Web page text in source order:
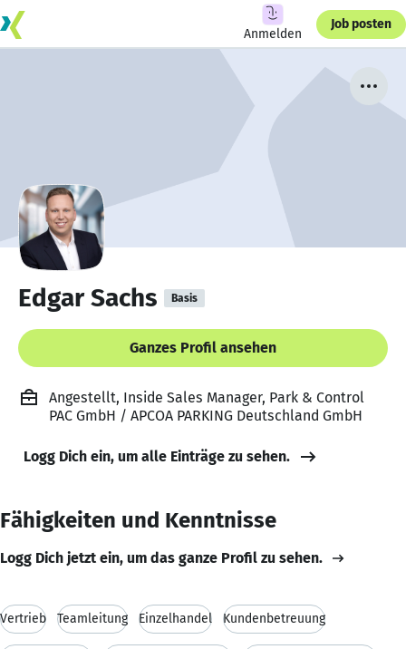
Anmelden
Job posten
Edgar Sachs Basis
Ganzes Profil ansehen
Angestellt, Inside Sales Manager, Park & Control
PAC GmbH / APCOA PARKING Deutschland GmbH
Logg Dich ein, um alle Einträge zu sehen.
Fähigkeiten und Kenntnisse
Logg Dich jetzt ein, um das ganze Profil zu sehen.
Vertrieb Teamleitung Einzelhandel Kundenbetreuung